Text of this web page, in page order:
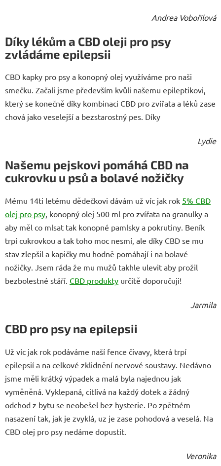
Andrea Vobořilová
Díky lékům a CBD oleji pro psy
zvládáme epilepsii
CBD kapky pro psy a konopný olej využíváme pro naši
smečku. Začali jsme především kvůli našemu epileptikovi,
který se konečně díky kombinaci CBD pro zvířata a léků zase
chová jako veselejší a bezstarostný pes. Díky
Lydie
Našemu pejskovi pomáhá CBD na
cukrovku u psů a bolavé nožičky
Mému 14ti letému dědečkovi dávám už víc jak rok 5% CBD
olej pro psy, konopný olej 500 ml pro zvířata na granulky a
aby měl co mlsat tak konopné pamlsky a pokrutiny. Beník
trpí cukrovkou a tak toho moc nesmí, ale díky CBD se mu
stav zlepšil a kapičky mu hodně pomáhají i na bolavé
nožičky. Jsem ráda že mu mužů takhle ulevit aby prožil
bezbolestné stáří. CBD produkty určitě doporučuji!
Jarmila
CBD pro psy na epilepsii
Už víc jak rok podáváme naší fence čivavy, která trpí
epilepsií a na celkové zklidnění nervové soustavy. Nedávno
jsme měli krátký výpadek a malá byla najednou jak
vyměněná. Vyklepaná, citlivá na každý dotek a žádný
odchod z bytu se neobešel bez hysterie. Po zpětném
nasazení tak, jak je zvyklá, uz je zase pohodová a veselá. Na
CBD olej pro psy nedáme dopustit.
Veronika